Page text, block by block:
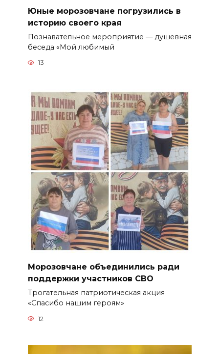
Юные морозовчане погрузились в
историю своего края
Познавательное мероприятие — душевная
беседа «Мой любимый
13
Морозовчане объединились ради
поддержки участников СВО
Трогательная патриотическая акция
«Спасибо нашим героям»
12